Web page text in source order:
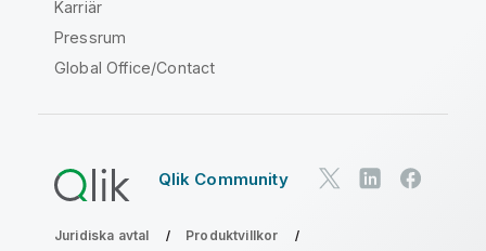
Karriär
Pressrum
Global Office/Contact
Qlik Community
Juridiska avtal Produktvillkor